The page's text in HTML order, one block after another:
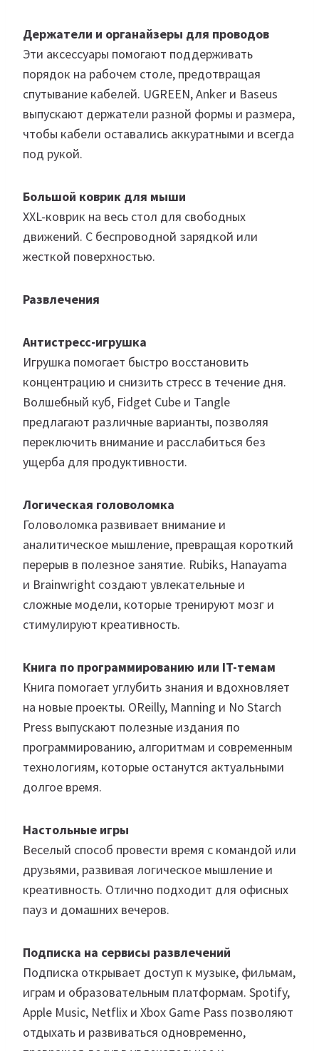
Держатели и органайзеры для проводов
Эти аксессуары помогают поддерживать
порядок на рабочем столе, предотвращая
спутывание кабелей. UGREEN, Anker и Baseus
выпускают держатели разной формы и размера,
чтобы кабели оставались аккуратными и всегда
под рукой.
Большой коврик для мыши
XXL-коврик на весь стол для свободных
движений. С беспроводной зарядкой или
жесткой поверхностью.
Развлечения
Антистресс-игрушка
Игрушка помогает быстро восстановить
концентрацию и снизить стресс в течение дня.
Волшебный куб, Fidget Cube и Tangle
предлагают различные варианты, позволяя
переключить внимание и расслабиться без
ущерба для продуктивности.
Логическая головоломка
Головоломка развивает внимание и
аналитическое мышление, превращая короткий
перерыв в полезное занятие. Rubiks, Hanayama
и Brainwright создают увлекательные и
сложные модели, которые тренируют мозг и
стимулируют креативность.
Книга по программированию или IT-темам
Книга помогает углубить знания и вдохновляет
на новые проекты. OReilly, Manning и No Starch
Press выпускают полезные издания по
программированию, алгоритмам и современным
технологиям, которые останутся актуальными
долгое время.
Настольные игры
Веселый способ провести время с командой или
друзьями, развивая логическое мышление и
креативность. Отлично подходит для офисных
пауз и домашних вечеров.
Подписка на сервисы развлечений
Подписка открывает доступ к музыке, фильмам,
играм и образовательным платформам. Spotify,
Apple Music, Netflix и Xbox Game Pass позволяют
отдыхать и развиваться одновременно,